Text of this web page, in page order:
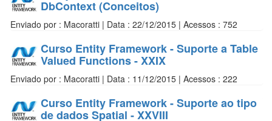
DbContext (Conceitos)
Enviado por : Macoratti | Data : 22/12/2015 | Acessos : 752
Curso Entity Framework - Suporte a Table
Valued Functions - XXIX
Enviado por : Macoratti | Data : 11/12/2015 | Acessos : 222
Curso Entity Framework - Suporte ao tipo
de dados Spatial - XXVIII